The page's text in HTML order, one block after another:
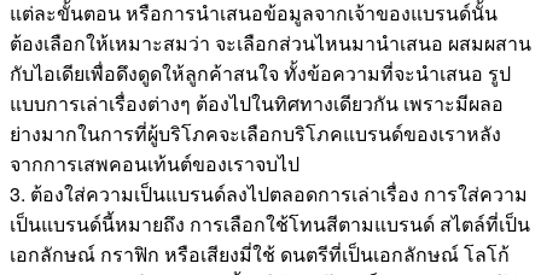
แต่ละขั้นตอน หรือการนำเสนอข้อมูลจากเจ้าของแบรนด์นั้น
ต้องเลือกให้เหมาะสมว่า จะเลือกส่วนไหนมานำเสนอ ผสมผสาน
กับไอเดียเพื่อดึงดูดให้ลูกค้าสนใจ ทั้งข้อความที่จะนำเสนอ รูป
แบบการเล่าเรื่องต่างๆ ต้องไปในทิศทางเดียวกัน เพราะมีผลอ
ย่างมากในการที่ผู้บริโภคจะเลือกบริโภคแบรนด์ของเราหลัง
จากการเสพคอนเท้นต์ของเราจบไป
3. ต้องใส่ความเป็นแบรนด์ลงไปตลอดการเล่าเรื่อง การใส่ความ
เป็นแบรนด์นี้หมายถึง การเลือกใช้โทนสีตามแบรนด์ สไตล์ที่เป็น
เอกลักษณ์ กราฟิก หรือเสียงมี่ใช้ ดนตรีที่เป็นเอกลักษณ์ โลโก้